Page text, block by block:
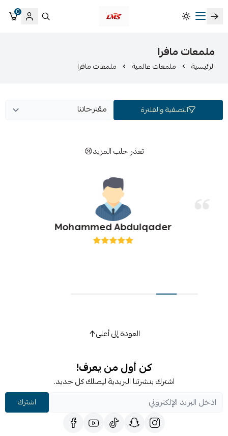
متجر لمسات الشرقية لزينة سيارات LMS
0
ملمعات مافرا
الرئيسية ملمعات عالمية ملمعات مافرا
التصفية والفلترة
تعذر جلب المزيد😢
Mohammed Abdulqader
العودة إلى أعلى
كن أول من يعرف!
اشترك بنشرتنا البريدية ليصلك كل جديد.
اشترك